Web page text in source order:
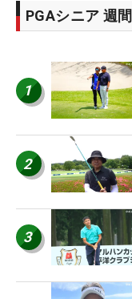
PGAシニア 週
1
2
3